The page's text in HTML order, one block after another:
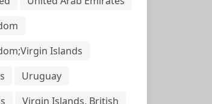
Islands
Uruguay
Virgin Islands, British